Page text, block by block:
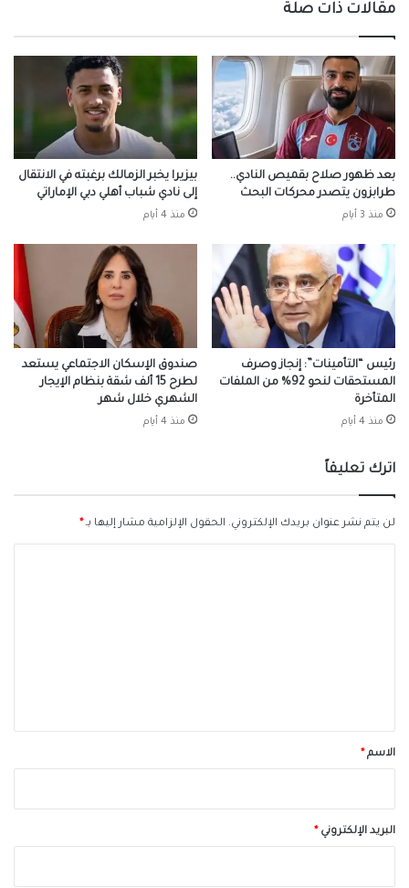
مقالات ذات صلة
بعد ظهور صلاح بقميص النادي..
طرابزون يتصدر محركات البحث
منذ 3 أيام
بيزيرا يخبر الزمالك برغبته في الانتقال
إلى نادي شباب أهلي دبي الإماراتي
منذ 4 أيام
رئيس “التأمينات”: إنجاز وصرف
المستحقات لنحو 92% من الملفات
المتأخرة
منذ 4 أيام
صندوق الإسكان الاجتماعي يستعد
لطرح 15 ألف شقة بنظام الإيجار
الشهري خلال شهر
منذ 4 أيام
اترك تعليقاً
لن يتم نشر عنوان بريدك الإلكتروني. الحقول الإلزامية مشار إليها بـ*
*الاسم*
البريد الإلكتروني*